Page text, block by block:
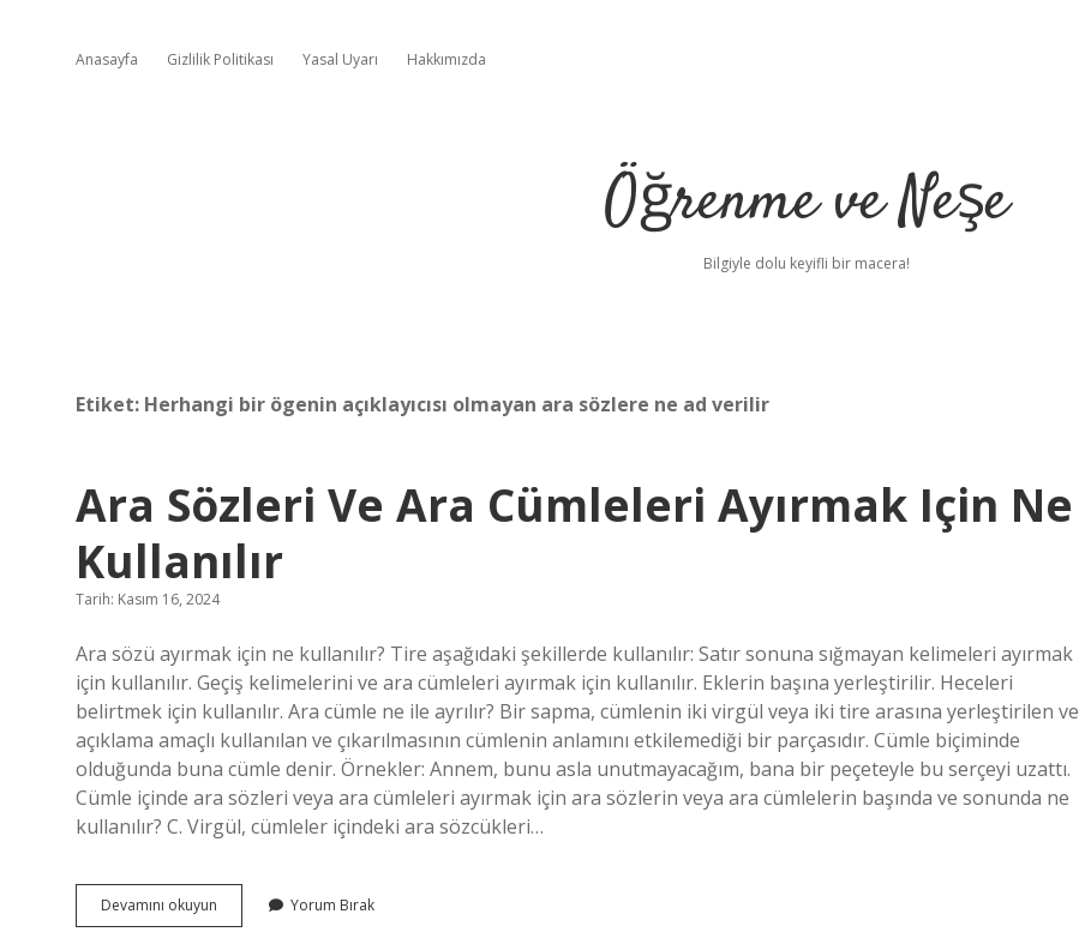
Anasayfa Gizlilik Politikası Yasal Uyarı Hakkımızda
Öğrenme ve Neşe
Bilgiyle dolu keyifli bir macera!
Etiket: Herhangi bir ögenin açıklayıcısı olmayan ara sözlere ne ad verilir
Ara Sözleri Ve Ara Cümleleri Ayırmak Için Ne
Kullanılır
Tarih: Kasım 16, 2024
Ara sözü ayırmak için ne kullanılır? Tire aşağıdaki şekillerde kullanılır: Satır sonuna sığmayan kelimeleri ayırmak
için kullanılır. Geçiş kelimelerini ve ara cümleleri ayırmak için kullanılır. Eklerin başına yerleştirilir. Heceleri
belirtmek için kullanılır. Ara cümle ne ile ayrılır? Bir sapma, cümlenin iki virgül veya iki tire arasına yerleştirilen ve
açıklama amaçlı kullanılan ve çıkarılmasının cümlenin anlamını etkilemediği bir parçasıdır. Cümle biçiminde
olduğunda buna cümle denir. Örnekler: Annem, bunu asla unutmayacağım, bana bir peçeteyle bu serçeyi uzattı.
Cümle içinde ara sözleri veya ara cümleleri ayırmak için ara sözlerin veya ara cümlelerin başında ve sonunda ne
kullanılır? C. Virgül, cümleler içindeki ara sözcükleri…
Devamını okuyun
Sözleri
Yorum Bırak